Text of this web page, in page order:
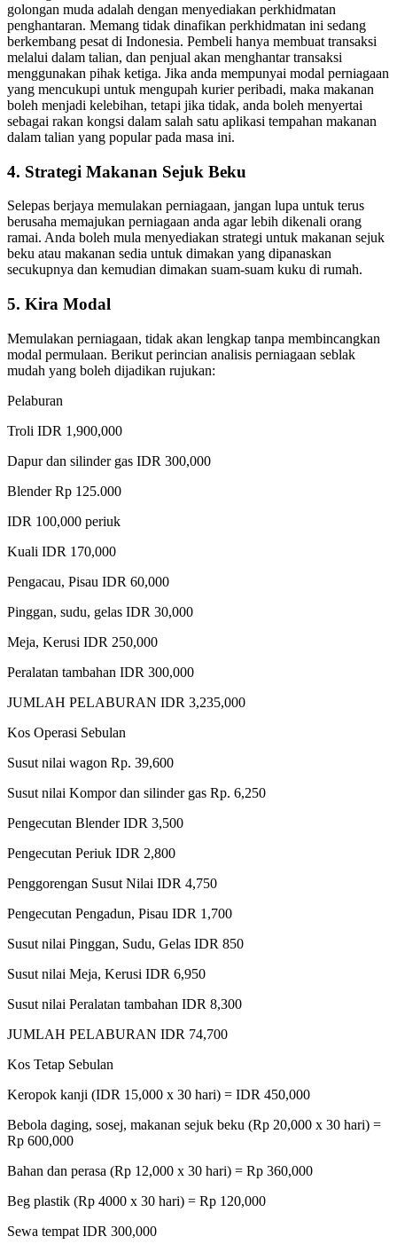
golongan muda adalah dengan menyediakan perkhidmatan
penghantaran. Memang tidak dinafikan perkhidmatan ini sedang
berkembang pesat di Indonesia. Pembeli hanya membuat transaksi
melalui dalam talian, dan penjual akan menghantar transaksi
menggunakan pihak ketiga. Jika anda mempunyai modal perniagaan
yang mencukupi untuk mengupah kurier peribadi, maka makanan
boleh menjadi kelebihan, tetapi jika tidak, anda boleh menyertai
sebagai rakan kongsi dalam salah satu aplikasi tempahan makanan
dalam talian yang popular pada masa ini.
4. Strategi Makanan Sejuk Beku
Selepas berjaya memulakan perniagaan, jangan lupa untuk terus
berusaha memajukan perniagaan anda agar lebih dikenali orang
ramai. Anda boleh mula menyediakan strategi untuk makanan sejuk
beku atau makanan sedia untuk dimakan yang dipanaskan
secukupnya dan kemudian dimakan suam-suam kuku di rumah.
5. Kira Modal
Memulakan perniagaan, tidak akan lengkap tanpa membincangkan
modal permulaan. Berikut perincian analisis perniagaan seblak
mudah yang boleh dijadikan rujukan:
Pelaburan
Troli IDR 1,900,000
Dapur dan silinder gas IDR 300,000
Blender Rp 125.000
IDR 100,000 periuk
Kuali IDR 170,000
Pengacau, Pisau IDR 60,000
Pinggan, sudu, gelas IDR 30,000
Meja, Kerusi IDR 250,000
Peralatan tambahan IDR 300,000
JUMLAH PELABURAN IDR 3,235,000
Kos Operasi Sebulan
Susut nilai wagon Rp. 39,600
Susut nilai Kompor dan silinder gas Rp. 6,250
Pengecutan Blender IDR 3,500
Pengecutan Periuk IDR 2,800
Penggorengan Susut Nilai IDR 4,750
Pengecutan Pengadun, Pisau IDR 1,700
Susut nilai Pinggan, Sudu, Gelas IDR 850
Susut nilai Meja, Kerusi IDR 6,950
Susut nilai Peralatan tambahan IDR 8,300
JUMLAH PELABURAN IDR 74,700
Kos Tetap Sebulan
Keropok kanji (IDR 15,000 x 30 hari) = IDR 450,000
Bebola daging, sosej, makanan sejuk beku (Rp 20,000 x 30 hari) =
Rp 600,000
Bahan dan perasa (Rp 12,000 x 30 hari) = Rp 360,000
Beg plastik (Rp 4000 x 30 hari) = Rp 120,000
Sewa tempat IDR 300,000